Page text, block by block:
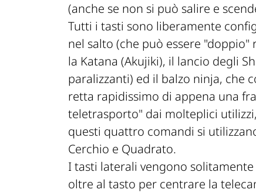
(anche se non si può salire e
Tutti i tasti sono liberamente
nel salto (che può essere
la Katana (Akujiki), il lancio degli
paralizzanti) ed il balzo ninja, che
retta rapidissimo di appena una
teletrasporto" dai molteplici
questi quattro comandi si
Cerchio e Quadrato.
I tasti laterali vengono
oltre al tasto per centrare la